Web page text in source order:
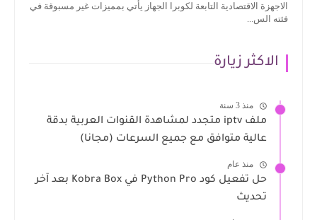
الاجهزة الاقتصادية التابعة لكوبرا الجهاز يأتي بمميزات غير مسبوقة في
فئته الس...
الاكثر زيارة
منذ 3 سنة
ملف iptv متجدد لمشاهدة القنوات العربية بدقة
عالية متوافق مع جميع السرعات (مجانا)
منذ عام
حل تفعيل كود Python Pro في Kobra Box بعد آخر
تحديث